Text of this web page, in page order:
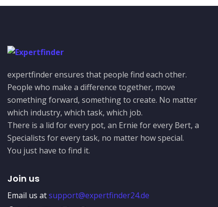
expertfinder ensures that people find each other.
People who make a difference together, move
something forward, something to create. No matter
which industry, which task, which job.
There is a lid for every pot, an Ernie for every Bert, a
Specialists for every task, no matter how special.
You just have to find it.
Join us
Email us atsupport@expertfinder24.de